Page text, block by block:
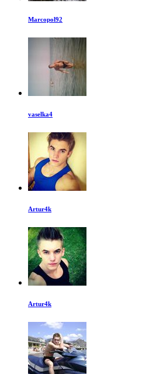
Marcopol92
vaselka4
Artur4k
Artur4k